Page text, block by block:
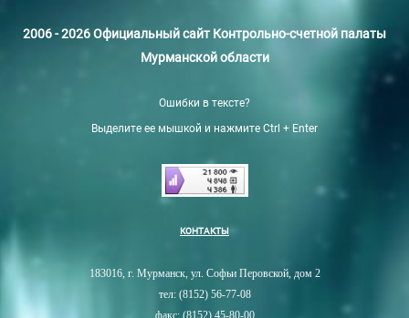
2006 - 2026 Официальный сайт Контрольно-счетной палаты
Мурманской области
Ошибки в тексте?
Выделите ее мышкой и нажмите Ctrl + Enter
КОНТАКТЫ
183016, г. Мурманск, ул. Софьи Перовской, дом 2
тел: (8152) 56-77-08